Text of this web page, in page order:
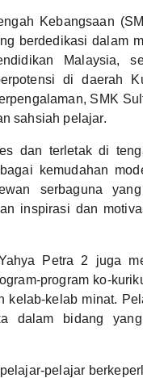
Kebangsaan
berdedikasi dalam
Malaysia,
di daerah
SMK
sahsiah pelajar.
dan terletak di
kemudahan
serbaguna
inspirasi dan
Petra 2 juga
program ko-
kelab-kelab minat.
dalam bidang
pelajar